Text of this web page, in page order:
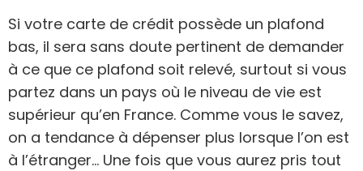
Si votre carte de crédit possède un plafond
bas, il sera sans doute pertinent de demander
à ce que ce plafond soit relevé, surtout si vous
partez dans un pays où le niveau de vie est
supérieur qu’en France. Comme vous le savez,
on a tendance à dépenser plus lorsque l’on est
à l’étranger… Une fois que vous aurez pris tout